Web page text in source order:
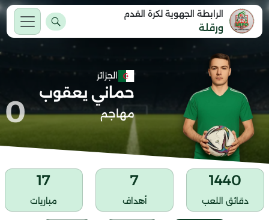
الرابطة الجهوية لكرة القدم
ورقلة
الجزائر
حماني يعقوب
مهاجم 0
1440
دقائق اللعب
7
أهداف
17
مباريات